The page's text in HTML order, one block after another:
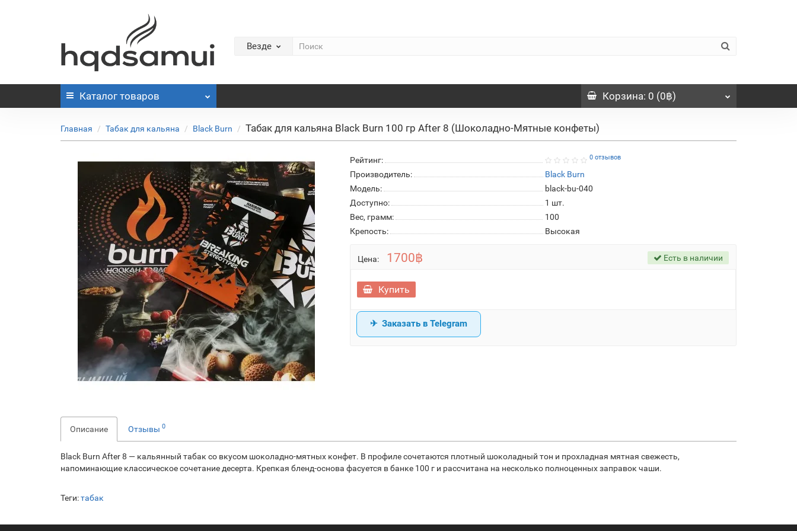
Везде
Каталог товаров Корзина: 0 (0฿)
Главная Табак для кальяна Black Burn Табак для кальяна Black Burn 100 гр After 8 (Шоколадно-Мятные конфеты)
Рейтинг: 0 отзывов
Производитель:
Black Burn
Модель:
black-bu-040
Доступно:
1 шт.
Вес, грамм:
100
Крепость:
Высокая
Цена: 1700฿ Есть в наличии
Купить
Заказать в Telegram
Описание Отзывы 0
Black Burn After 8 — кальянный табак со вкусом шоколадно-мятных конфет. В профиле сочетаются плотный шоколадный тон и прохладная мятная свежесть,
напоминающие классическое сочетание десерта. Крепкая бленд-основа фасуется в банке 100 г и рассчитана на несколько полноценных заправок чаши.
Теги:табак